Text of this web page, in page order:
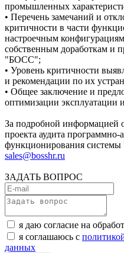
промышленных
• Перечень замечаний и
критичности в части
настроечным
собственным доработкам и
"БОСС";
• Уровень критичности
и рекомендации по их
• Общее заключение и
оптимизации
За подробной информацией
проекта аудита
функционирования
sales@bosshr.ru
ЗАДАТЬ ВОПРОС
я даю согласие на
я соглашаюсь с
данных